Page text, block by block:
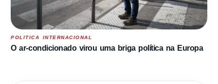
POLITICA INTERNACIONAL
O ar-condicionado virou uma briga política na Europa